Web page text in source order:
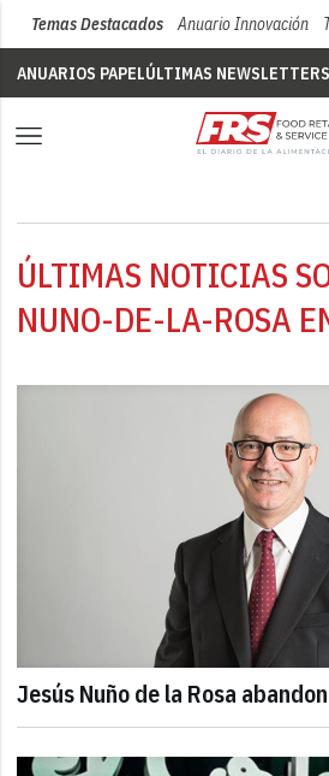
Temas Destacados Anuario Innovación
ANUARIOS PAPELÚLTIMAS NEWSLETTERS
ÚLTIMAS NOTICIAS
NUNO-DE-LA-ROSA
Jesús Nuño de la Rosa